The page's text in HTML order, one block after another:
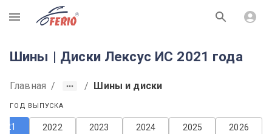
R
Шины | Диски Лексус ИС 2021 года
Главная / / Шины и диски
ГОД ВЫПУСКА
2026
2025
2024
2023
2022